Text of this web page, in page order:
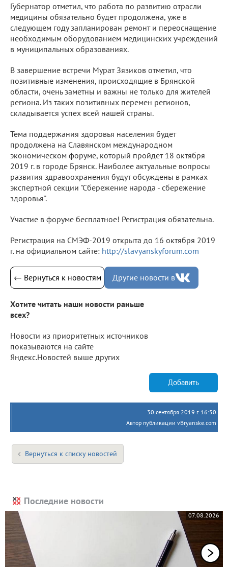
Губернатор отметил, что работа по развитию отрасли
медицины обязательно будет продолжена, уже в
следующем году запланирован ремонт и переоснащение
необходимым оборудованием медицинских учреждений
в муниципальных образованиях.
В завершение встречи Мурат Зязиков отметил, что
позитивные изменения, происходящие в Брянской
области, очень заметны и важны не только для жителей
региона. Из таких позитивных перемен регионов,
складывается успех всей нашей страны.
Тема поддержания здоровья населения будет
продолжена на Славянском международном
экономическом форуме, который пройдет 18 октября
2019 г. в городе Брянск. Наиболее актуальные вопросы
развития здравоохранения будут обсуждены в рамках
экспертной секции "Сбережение народа - сбережение
здоровья".
Участие в форуме бесплатное! Регистрация обязательна.
Регистрация на СМЭФ-2019 открыта до 16 октября 2019
г. на официальном сайте: http://slavyanskyforum.com
← Вернуться к новостям Другие новости в
Хотите читать наши новости раньше
всех?
Новости из приоритетных источников
показываются на сайте
Яндекс.Новостей выше других
Добавить
30 сентября 2019 г. 16:50
Автор публикации vBryanske.com
Вернуться к списку новостей
Последние новости
07.08.2026